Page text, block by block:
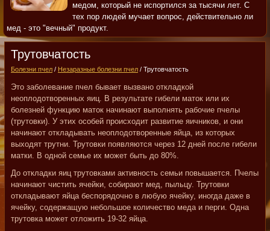
медом, который не испортился за тысячи лет. С
тех пор людей мучает вопрос, действительно ли
мед - это "вечный" продукт.
Трутовчатость
Болезни пчел / Незаразные болезни пчел / Трутовчатость
Это заболевание пчел бывает вызвано откладкой
неоплодотворенных яиц. В результате гибели маток или их
болезней функцию маток начинают выполнять рабочие пчелы
(трутовки). У этих особей происходит развитие яичников, и они
начинают откладывать неоплодотворенные яйца, из которых
выходят трутни. Трутовки появляются через 12 дней после гибели
матки. В одной семье их может быть до 80%.
До откладки яиц трутовками активность семьи повышается. Пчелы
начинают чистить ячейки, собирают мед, пыльцу. Трутовки
откладывают яйца беспорядочно в любую ячейку, иногда даже в
ячейку, содержащую небольшое количество меда и перги. Одна
трутовка может отложить 19-32 яйца.